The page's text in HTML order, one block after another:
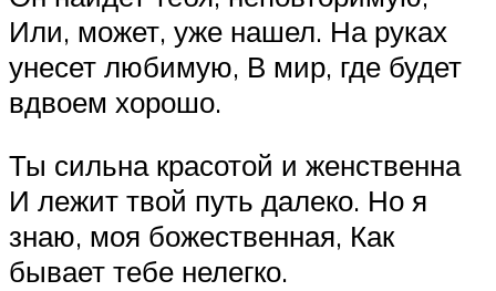
Или, может, уже нашел. На руках
унесет любимую, В мир, где будет
вдвоем хорошо.
Ты сильна красотой и женственна
И лежит твой путь далеко. Но я
знаю, моя божественная, Как
бывает тебе нелегко.